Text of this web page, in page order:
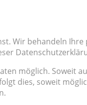
Wir behandeln
möglich. Soweit
dies, soweit